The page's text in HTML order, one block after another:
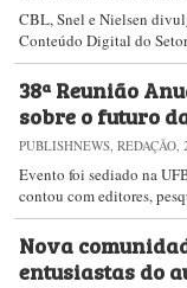
CBL, Snel e Nielsen
Conteúdo Digital do
38ª Reunião
sobre o futuro
PUBLISHNEWS, REDAÇÃO,
Evento foi sediado na
contou com editores,
Nova
entusiastas do